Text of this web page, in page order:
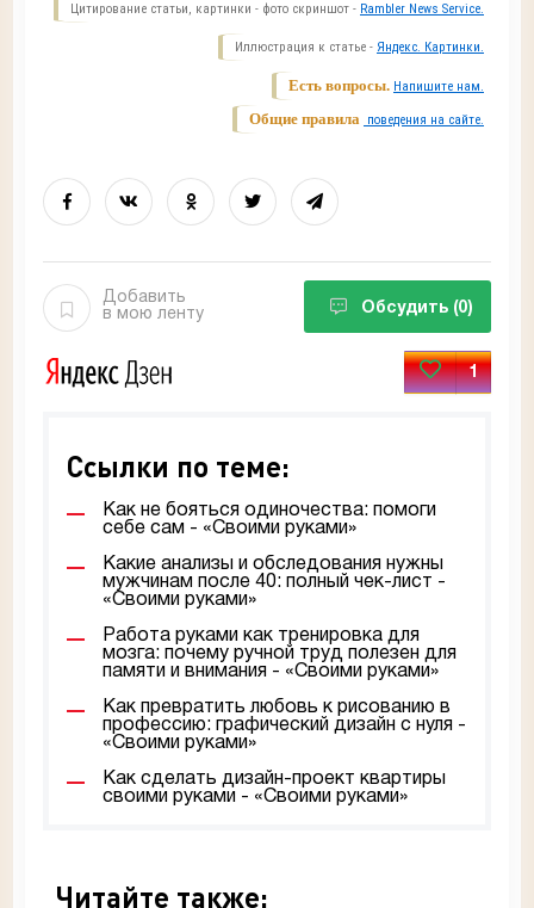
Цитирование статьи, картинки - фото скриншот - Rambler News Service.
Иллюстрация к статье - Яндекс. Картинки.
Есть вопросы. Напишите нам.
Общие правила поведения на сайте.
Добавить
в мою ленту
Обсудить (0)
1
Ссылки по теме:
Как не бояться одиночества: помоги
себе сам - «Своими руками»
Какие анализы и обследования нужны
мужчинам после 40: полный чек-лист -
«Своими руками»
Работа руками как тренировка для
мозга: почему ручной труд полезен для
памяти и внимания - «Своими руками»
Как превратить любовь к рисованию в
профессию: графический дизайн с нуля -
«Своими руками»
Как сделать дизайн-проект квартиры
своими руками - «Своими руками»
Читайте также: